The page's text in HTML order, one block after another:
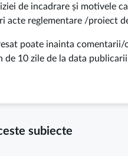
de incadrare și motivele
acte reglementare /proiect
poate inainta
de 10 zile de la data
subiecte